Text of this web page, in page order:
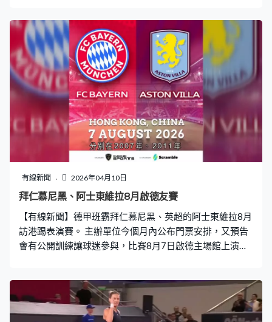
後，阿利素以一敵三，推大位穿個兩個守衛，少少罅隙就
足夠送入遠柱，盡顯射手功架，59分鐘追平。哥倫比亞的
聖達菲幾乎又靠角球入球，門前混戰，域陀摩蘭奴被盧卡
斯費拉拿護空門。路爾斯柏拿斯奧斯快腳射個地波不中目
標，和氣收場1比1。
有線新聞 2026年04月10日
拜仁慕尼黑、阿士東維拉8月啟德友賽
【有線新聞】德甲班霸拜仁慕尼黑、英超的阿士東維拉8月
訪港踢表演賽。 主辦單位今個月內公布門票安排，又預告
會有公開訓練讓球迷參與，比賽8月7日啟德主場館上演。